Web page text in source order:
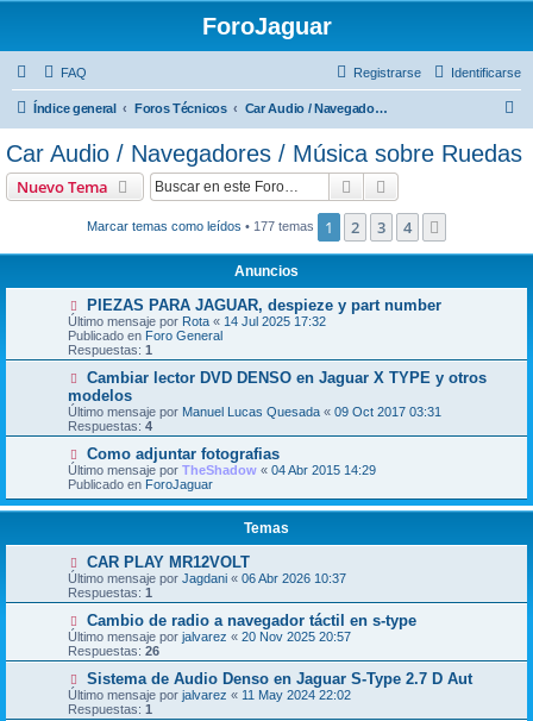
ForoJaguar
FAQ Identificarse
Registrarse
Índice general Foros Técnicos Car Audio / Navegadores / Música sobre Ruedas
s
Car Audio / Navegadores / Música sobre Ruedas
Nuevo Tema Buscar
Marcar temas como leídos • 177 temas 1 2 3 4
Anuncios
PIEZAS PARA JAGUAR, despieze y part number
Último mensaje por Rota « 14 Jul 2025 17:32
Publicado en Foro General
Respuestas: 1
Cambiar lector DVD DENSO en Jaguar X TYPE y otros
modelos
Último mensaje por Manuel Lucas Quesada « 09 Oct 2017 03:31
Respuestas: 4
Como adjuntar fotografias
Último mensaje por TheShadow « 04 Abr 2015 14:29
Publicado en ForoJaguar
Temas
CAR PLAY MR12VOLT
Último mensaje por Jagdani « 06 Abr 2026 10:37
Respuestas: 1
Cambio de radio a navegador táctil en s-type
Último mensaje por jalvarez « 20 Nov 2025 20:57
Respuestas: 26
Sistema de Audio Denso en Jaguar S-Type 2.7 D Aut
Último mensaje por jalvarez « 11 May 2024 22:02
Respuestas: 1